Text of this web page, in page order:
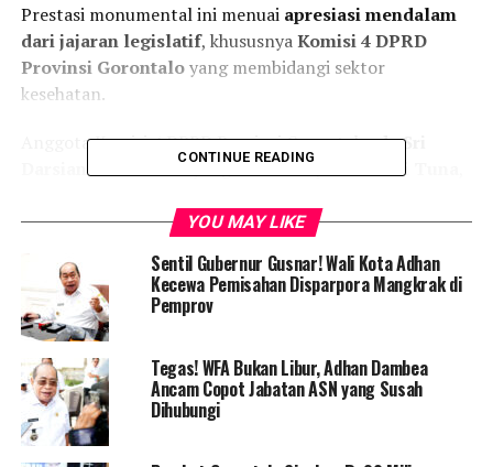
Prestasi monumental ini menuai apresiasi mendalam
dari jajaran legislatif, khususnyaKomisi 4 DPRD
Provinsi Gorontaloyang membidangi sektor
kesehatan.
Anggota Komisi 4 DPRD Provinsi Gorontalo,dr. Sri
Darsianti Tuna
atau yang akrab disapa dr. Yanti Tuna
keberhasilan tindakan medis berisiko tinggi tersebut.
antara komitmen tenaga medis dan dukungan
kebijakan anggaran pemerintah daerah
“Alhamdulillah, secara pribadi dan sebagai anggota
Komisi 4 yang membidangi kesehatan, saya sangat
bersyukur operasi bedah jantung pertama ini berjalan
sukses. Ini adalah kado istimewa bagi masyarakat
CONTINUE READING
YOU MAY LIKE
Sentil Gubernur Gusnar! Wali Kota Adhan
Kecewa Pemisahan Disparpora Mangkrak di
Pemprov
Tegas! WFA Bukan Libur, Adhan Dambea
Ancam Copot Jabatan ASN yang Susah
Dihubungi